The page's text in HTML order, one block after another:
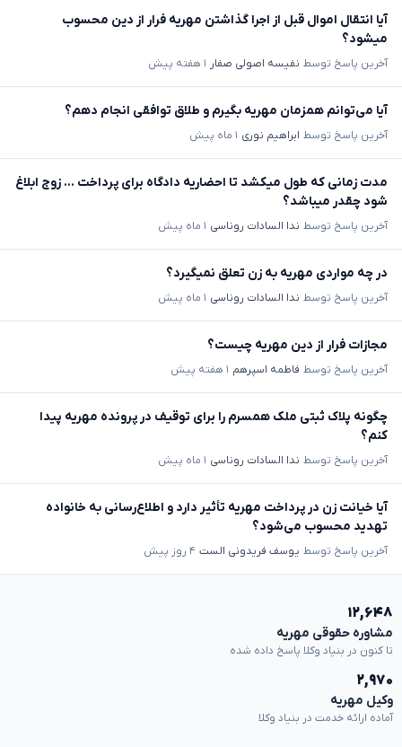
آیا انتقال اموال قبل از اجرا گذاشتن مهریه فرار از دین محسوب
میشود؟
آخرین پاسخ توسط نفیسه اصولی صفار ۱ هفته پیش
آیا می‌توانم همزمان مهریه بگیرم و طلاق توافقی انجام دهم؟
آخرین پاسخ توسط ابراهیم نوری ۱ ماه پیش
مدت زمانی که طول میکشد تا احضاریه دادگاه برای پرداخت ... زوج ابلاغ
شود چقدر میباشد؟
آخرین پاسخ توسط ندا السادات روناسی ۱ ماه پیش
در چه مواردی مهریه به زن تعلق نمیگیرد؟
آخرین پاسخ توسط ندا السادات روناسی ۱ ماه پیش
مجازات فرار از دین مهریه چیست؟
آخرین پاسخ توسط فاطمه اسپرهم ۱ هفته پیش
چگونه پلاک ثبتی ملک همسرم را برای توقیف در پرونده مهریه پیدا
کنم؟
آخرین پاسخ توسط ندا السادات روناسی ۱ ماه پیش
آیا خیانت زن در پرداخت مهریه تأثیر دارد و اطلاع‌رسانی به خانواده
تهدید محسوب می‌شود؟
آخرین پاسخ توسط یوسف فریدونی الست ۴ روز پیش
۱۲,۶۴۸
مشاوره حقوقی مهریه
تا کنون در بنیاد وکلا پاسخ داده شده
۲,۹۷۰
وکیل مهریه
آماده ارائه خدمت در بنیاد وکلا